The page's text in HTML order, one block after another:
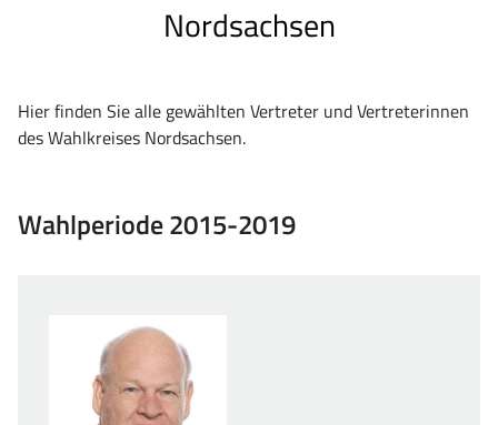
Nordsachsen
Hier finden Sie alle gewählten Vertreter und Vertreterinnen
des Wahlkreises Nordsachsen.
Wahlperiode 2015-2019